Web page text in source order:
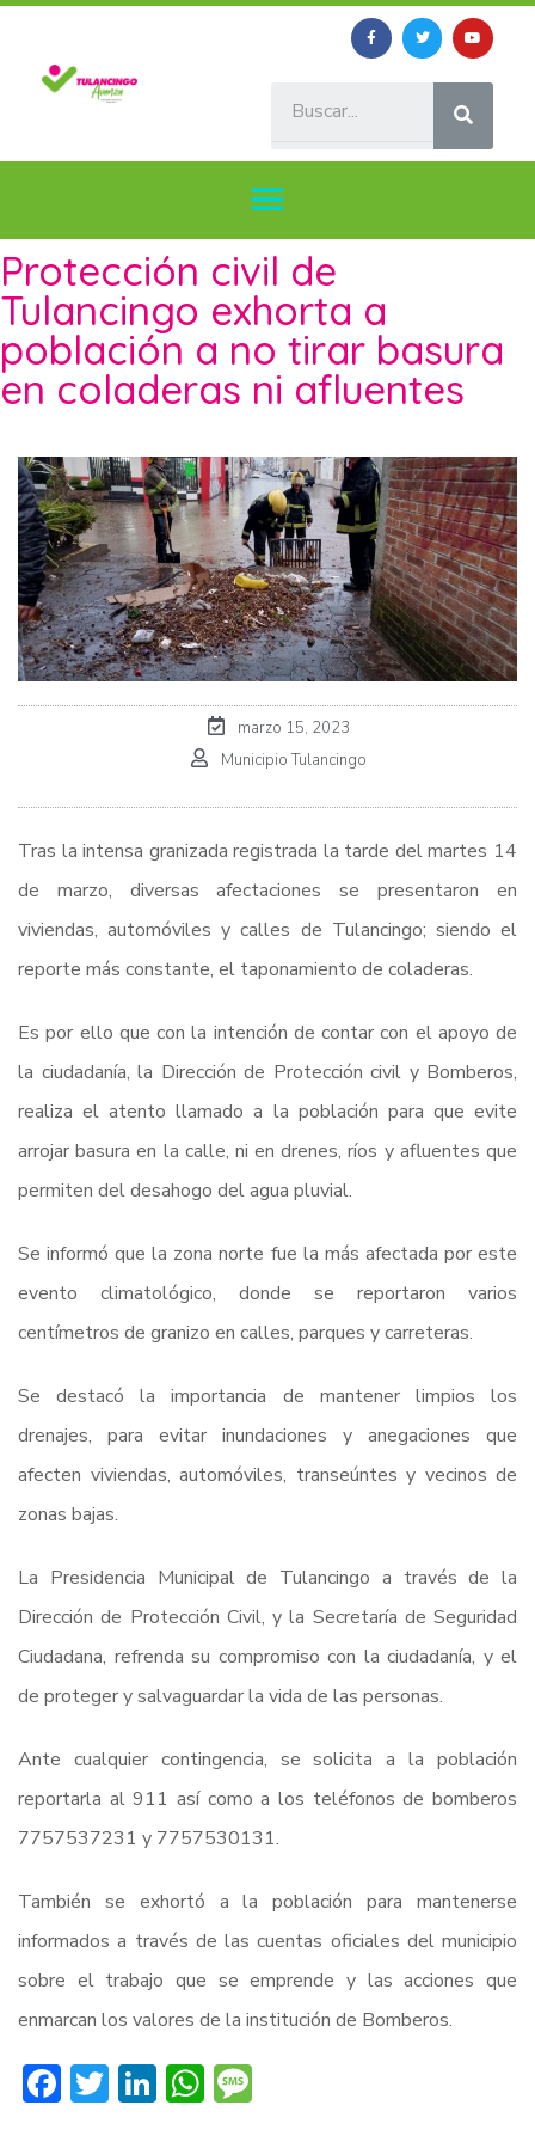
Protección civil de
Tulancingo exhorta a
población a no tirar basura
en coladeras ni afluentes
marzo 15, 2023
Municipio Tulancingo
Tras la intensa granizada registrada la tarde del martes 14
de marzo, diversas afectaciones se presentaron en
viviendas, automóviles y calles de Tulancingo; siendo el
reporte más constante, el taponamiento de coladeras.
Es por ello que con la intención de contar con el apoyo de
la ciudadanía, la Dirección de Protección civil y Bomberos,
realiza el atento llamado a la población para que evite
arrojar basura en la calle, ni en drenes, ríos y afluentes que
permiten del desahogo del agua pluvial.
Se informó que la zona norte fue la más afectada por este
evento climatológico, donde se reportaron varios
centímetros de granizo en calles, parques y carreteras.
Se destacó la importancia de mantener limpios los
drenajes, para evitar inundaciones y anegaciones que
afecten viviendas, automóviles, transeúntes y vecinos de
zonas bajas.
La Presidencia Municipal de Tulancingo a través de la
Dirección de Protección Civil, y la Secretaría de Seguridad
Ciudadana, refrenda su compromiso con la ciudadanía, y el
de proteger y salvaguardar la vida de las personas.
Ante cualquier contingencia, se solicita a la población
reportarla al 911 así como a los teléfonos de bomberos
7757537231 y 7757530131.
También se exhortó a la población para mantenerse
informados a través de las cuentas oficiales del municipio
sobre el trabajo que se emprende y las acciones que
enmarcan los valores de la institución de Bomberos.
Facebook
Twitter
LinkedIn
WhatsApp